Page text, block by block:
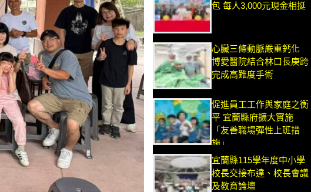
包 每人3,000元現金相挺
心臟三條動脈嚴重鈣化
博愛醫院結合林口長庚跨
完成高難度手術
促進員工工作與家庭之衡
平 宜蘭縣府擴大實施
「友善職場彈性上班措
施」
宜蘭縣115學年度中小學
校長交接布達、校長會議
及教育論壇